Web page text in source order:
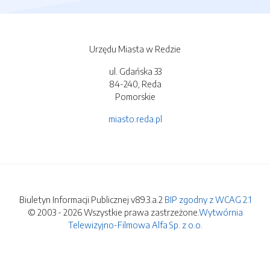
Urzędu Miasta w Redzie
ul. Gdańska 33
84-240, Reda
Pomorskie
miasto.reda.pl
Biuletyn Informacji Publicznej v89.3.a.2 BIP zgodny z WCAG 2.1
© 2003 - 2026 Wszystkie prawa zastrzeżone.Wytwórnia
Telewizyjno-Filmowa Alfa Sp. z o.o.